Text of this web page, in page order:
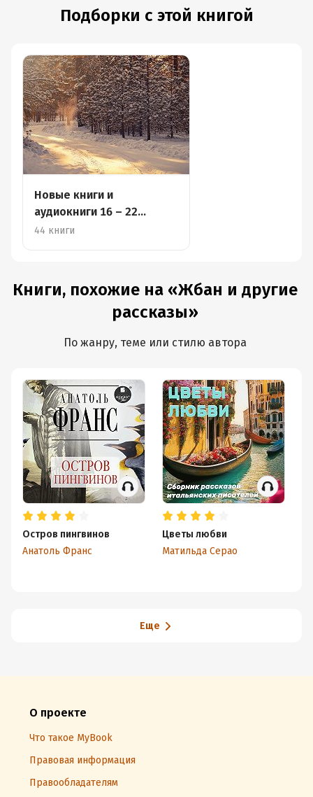
Подборки с этой книгой
Новые книги и
аудиокниги 16 – 22
января
44 книги
Книги, похожие на «Жбан и другие
рассказы»
По жанру, теме или стилю автора
Остров пингвинов
Анатоль Франс
Цветы любви
Матильда Серао
Еще
О проекте
Что такое MyBook
Правовая информация
Правообладателям